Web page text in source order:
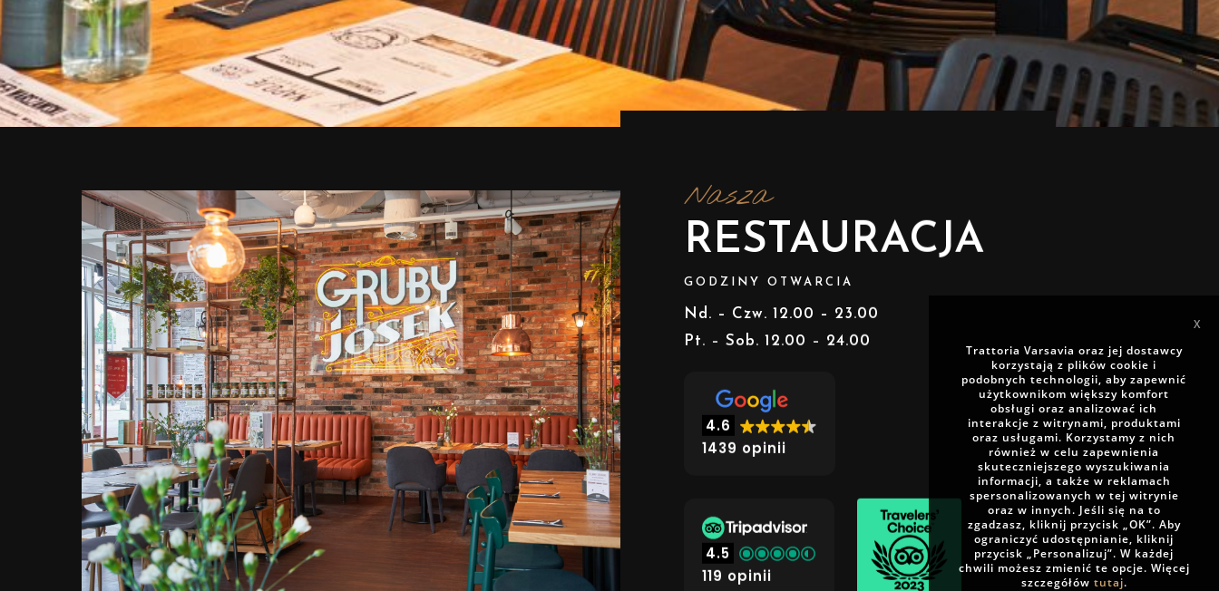
Nasza
RESTAURACJA
GODZINY OTWARCIA
Nd. – Czw. 12.00 – 23.00
Pt. – Sob. 12.00 – 24.00
4.6
1439 opinii
4.5
119 opinii
X
Trattoria Varsavia oraz jej dostawcy
korzystają z plików cookie i
podobnych technologii, aby zapewnić
użytkownikom większy komfort
obsługi oraz analizować ich
interakcje z witrynami, produktami
oraz usługami. Korzystamy z nich
również w celu zapewnienia
skuteczniejszego wyszukiwania
informacji, a także w reklamach
spersonalizowanych w tej witrynie
oraz w innych. Jeśli się na to
zgadzasz, kliknij przycisk „OK”. Aby
ograniczyć udostępnianie, kliknij
przycisk „Personalizuj”. W każdej
chwili możesz zmienić te opcje. Więcej
szczegółów tutaj.